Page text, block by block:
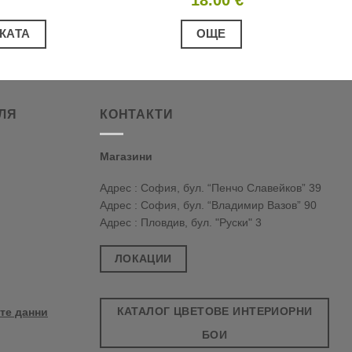
ОЩЕ
данни
КОНТАКТИ
Магазини
Адрес : София, бул. “Пенчо Славейков” 39
Адрес : София, бул. “Владимир Вазов” 90
Адрес : Пловдив, бул. "Руски" 3
ЛОКАЦИИ
КАТАЛОГ ЦВЕТОВЕ ИНТЕРИОРНИ
БОИ